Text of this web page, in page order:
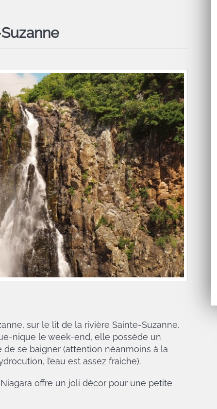
sur le lit de la rivière Sainte-Suzanne.
nique le week-end, elle possède un
se baigner (attention néanmoins à la
l’eau est assez fraiche).
offre un joli décor pour une petite